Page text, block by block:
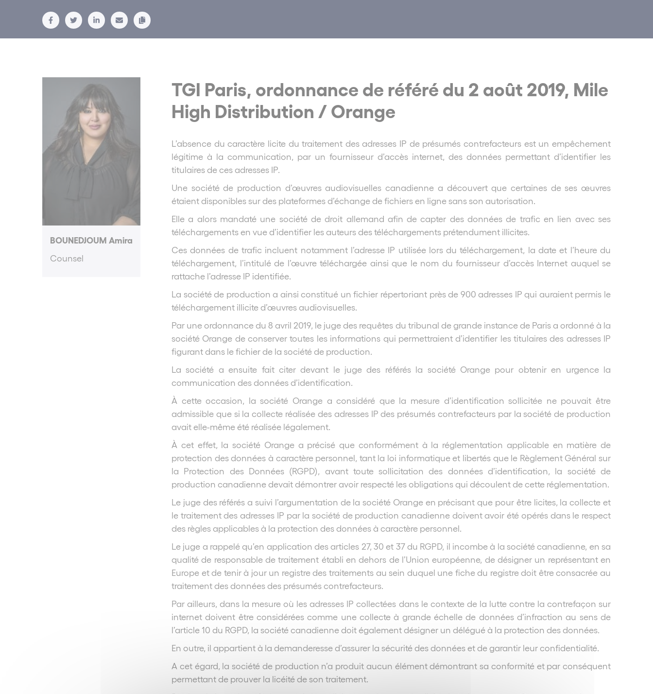
BOUNEDJOUM Amira
Counsel
TGI Paris, ordonnance de référé du 2 août 2019, Mile
High Distribution / Orange
L’absence du caractère licite du traitement des adresses IP de présumés contrefacteurs est un empêchement
légitime à la communication, par un fournisseur d’accès internet, des données permettant d’identifier les
titulaires de ces adresses IP.
Une société de production d’œuvres audiovisuelles canadienne a découvert que certaines de ses œuvres
étaient disponibles sur des plateformes d’échange de fichiers en ligne sans son autorisation.
Elle a alors mandaté une société de droit allemand afin de capter des données de trafic en lien avec ses
téléchargements en vue d’identifier les auteurs des téléchargements prétendument illicites.
Ces données de trafic incluent notamment l’adresse IP utilisée lors du téléchargement, la date et l’heure du
téléchargement, l’intitulé de l’œuvre téléchargée ainsi que le nom du fournisseur d’accès Internet auquel se
rattache l’adresse IP identifiée.
La société de production a ainsi constitué un fichier répertoriant près de 900 adresses IP qui auraient permis le
téléchargement illicite d’œuvres audiovisuelles.
Par une ordonnance du 8 avril 2019, le juge des requêtes du tribunal de grande instance de Paris a ordonné à la
société Orange de conserver toutes les informations qui permettraient d’identifier les titulaires des adresses IP
figurant dans le fichier de la société de production.
La société a ensuite fait citer devant le juge des référés la société Orange pour obtenir en urgence la
communication des données d’identification.
À cette occasion, la société Orange a considéré que la mesure d’identification sollicitée ne pouvait être
admissible que si la collecte réalisée des adresses IP des présumés contrefacteurs par la société de production
avait elle-même été réalisée légalement.
À cet effet, la société Orange a précisé que conformément à la réglementation applicable en matière de
protection des données à caractère personnel, tant la loi informatique et libertés que le Règlement Général sur
la Protection des Données (RGPD), avant toute sollicitation des données d’identification, la société de
production canadienne devait démontrer avoir respecté les obligations qui découlent de cette réglementation.
Le juge des référés a suivi l’argumentation de la société Orange en précisant que pour être licites, la collecte et
le traitement des adresses IP par la société de production canadienne doivent avoir été opérés dans le respect
des règles applicables à la protection des données à caractère personnel.
Le juge a rappelé qu’en application des articles 27, 30 et 37 du RGPD, il incombe à la société canadienne, en sa
qualité de responsable de traitement établi en dehors de l’Union européenne, de désigner un représentant en
Europe et de tenir à jour un registre des traitements au sein duquel une fiche du registre doit être consacrée au
traitement des données des présumés contrefacteurs.
Par ailleurs, dans la mesure où les adresses IP collectées dans le contexte de la lutte contre la contrefaçon sur
internet doivent être considérées comme une collecte à grande échelle de données d’infraction au sens de
l’article 10 du RGPD, la société canadienne doit également désigner un délégué à la protection des données.
En outre, il appartient à la demanderesse d’assurer la sécurité des données et de garantir leur confidentialité.
A cet égard, la société de production n’a produit aucun élément démontrant sa conformité et par conséquent
permettant de prouver la licéité de son traitement.